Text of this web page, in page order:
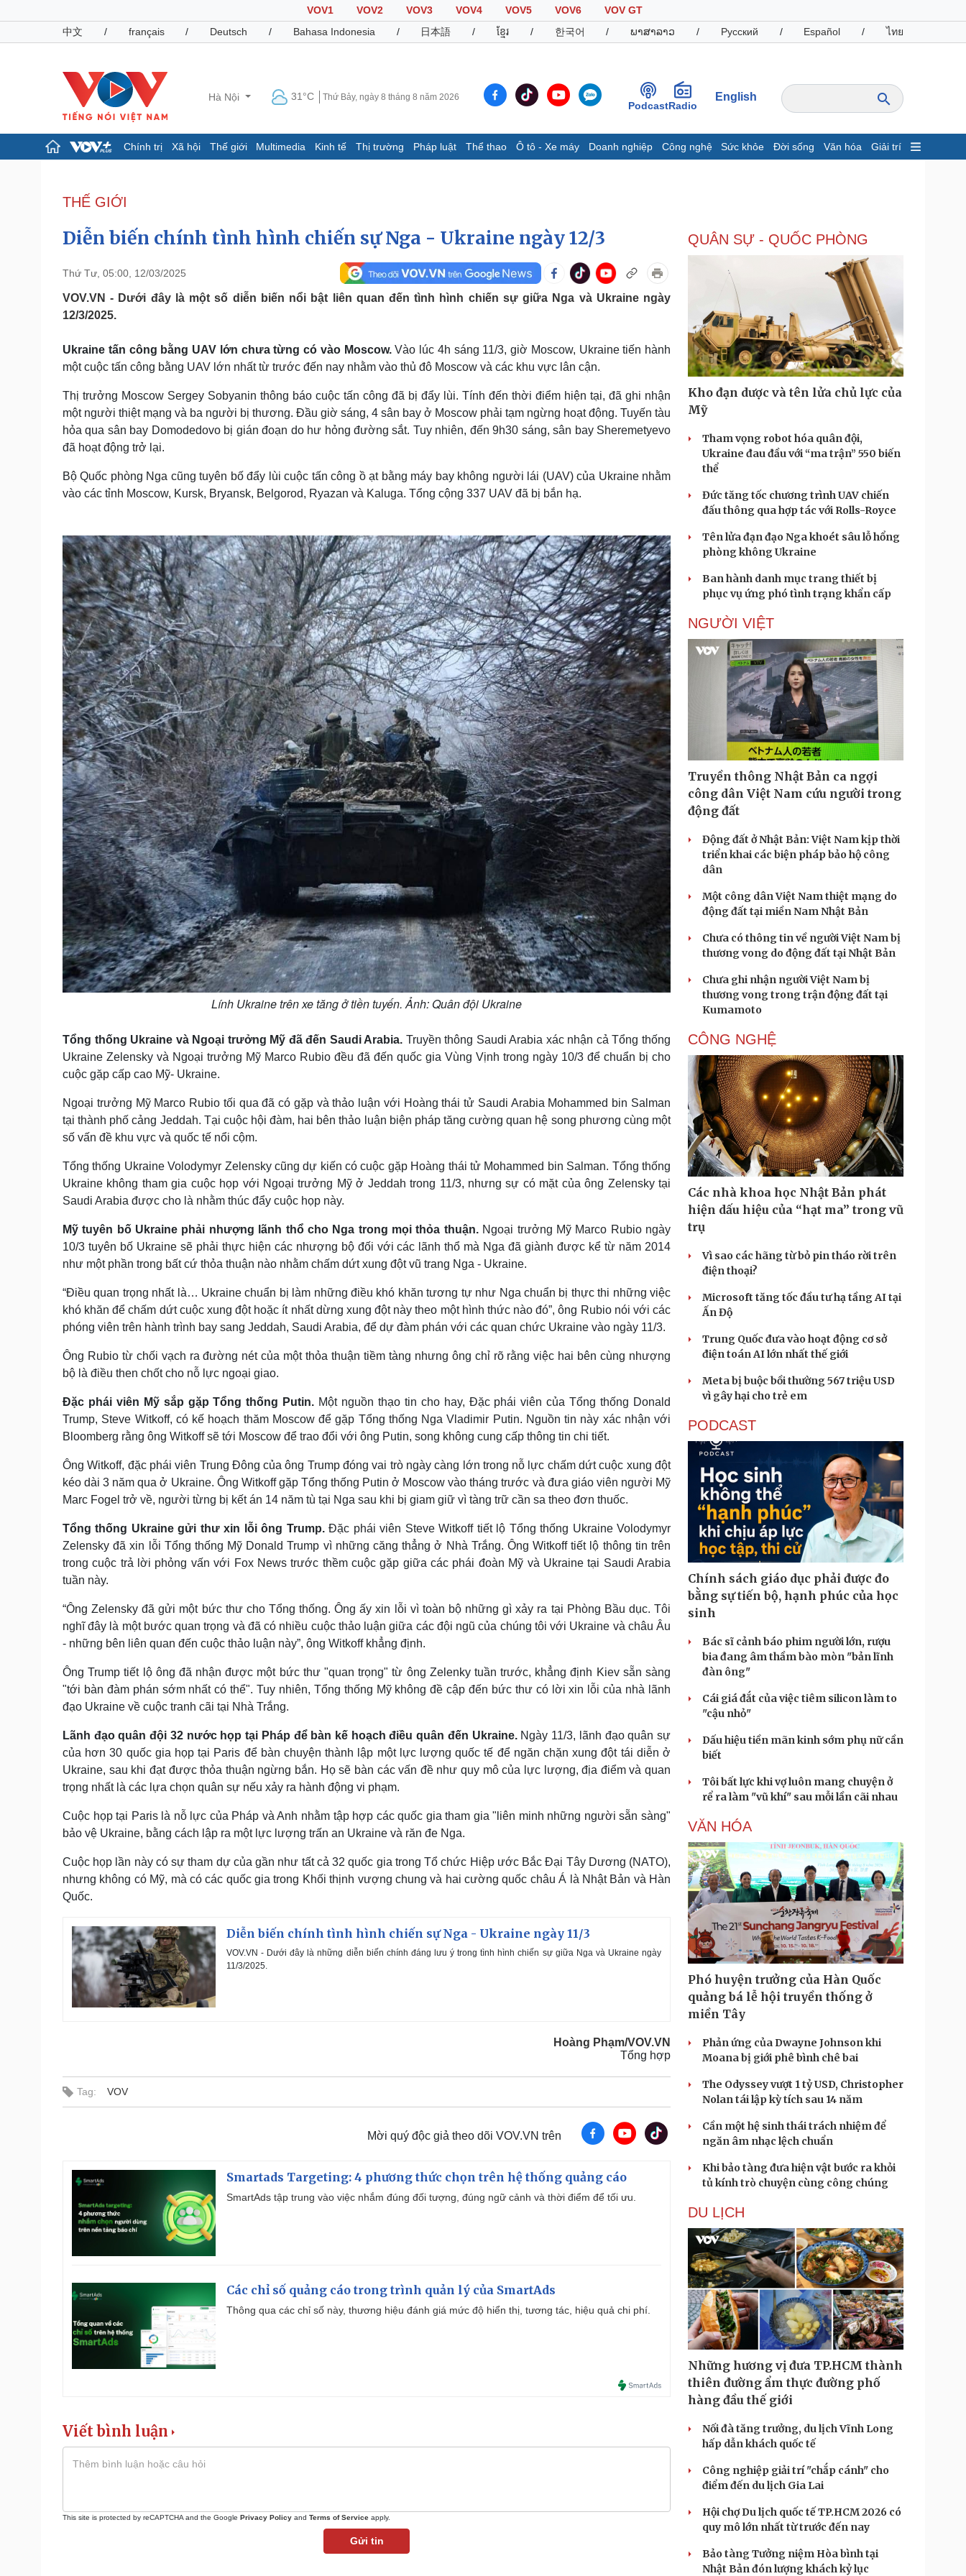
VOV1 VOV2 VOV3 VOV4 VOV5 VOV6
VOV GT
中文
/ français / Deutsch / Bahasa Indonesia / 日本語 / ខ្មែរ / 한국어 / ພາສາລາວ / Русский / Español / ไทย
Hà Nội 31°C Thứ Bảy, ngày 8 tháng 8 năm 2026
PodcastRadio
English
Chính trị Xã hội Thế giới Multimedia Kinh tế Thị trường Pháp luật Thể thao Ô tô - Xe máy Doanh nghiệp Công nghệ Sức khỏe Đời sống Văn hóa Giải trí
Đảng
Tổ chức nhân sự
Quốc hội
Nhận diện sự thật
Dấu ấn VOV
Infographic
Chứng khoán
Pháp luật
Vụ án
Tư vấn luật
Quân sự - Quốc phòng
Phân tích
Thể thao
Thế giới thể thao
eSports
Ô tô - Xe máy
Tư vấn
Doanh nghiệp
Thông tin doanh nghiệp
Doanh nghiệp 24h
Doanh nhân
Vì cộng đồng
Sành điệu
Tin Công nghệ
Trải nghiệm
Chuyển đổi số
Sức khỏe
Dinh dưỡng - món ngon
Cây thuốc
Sản phụ khoa
Nam khoa
Làm đẹp - giảm cân
Đời sống
Nhà đẹp
Blog
Văn hóa
Sân khấu - Điện ảnh
Văn học
Giải trí
Nghệ sĩ
Thời trang
Du lịch
Tư vấn
Săn Tour
Podcast
Đọc truyện đêm khuya
Cửa sổ tình yêu
Cải chính
THẾ GIỚI
Diễn biến chính tình hình chiến sự Nga - Ukraine ngày 12/3
Thứ Tư, 05:00, 12/03/2025
VOV.VN - Dưới đây là một số diễn biến nổi bật liên quan đến tình hình chiến sự giữa Nga và Ukraine ngày
12/3/2025.
Ukraine tấn công bằng UAV lớn chưa từng có vào Moscow.Vào lúc 4h sáng 11/3, giờ Moscow, Ukraine tiến hành
một cuộc tấn công bằng UAV lớn nhất từ trước đến nay nhằm vào thủ đô Moscow và các khu vực lân cận.
Thị trưởng Moscow Sergey Sobyanin thông báo cuộc tấn công đã bị đẩy lùi. Tính đến thời điểm hiện tại, đã ghi nhận
một người thiệt mạng và ba người bị thương. Đầu giờ sáng, 4 sân bay ở Moscow phải tạm ngừng hoạt động. Tuyến tàu
hỏa qua sân bay Domodedovo bị gián đoạn do hư hỏng đường sắt. Tuy nhiên, đến 9h30 sáng, sân bay Sheremetyevo
đã hoạt động trở lại.
Bộ Quốc phòng Nga cũng tuyên bố đẩy lùi cuộc tấn công ồ ạt bằng máy bay không người lái (UAV) của Ukraine nhằm
vào các tỉnh Moscow, Kursk, Bryansk, Belgorod, Ryazan và Kaluga. Tổng cộng 337 UAV đã bị bắn hạ.
Lính Ukraine trên xe tăng ở tiền tuyến. Ảnh: Quân đội Ukraine
Tổng thống Ukraine và Ngoại trưởng Mỹ đã đến Saudi Arabia. Truyền thông Saudi Arabia xác nhận cả Tổng thống
Ukraine Zelensky và Ngoại trưởng Mỹ Marco Rubio đều đã đến quốc gia Vùng Vịnh trong ngày 10/3 để chuẩn bị cho
cuộc gặp cấp cao Mỹ- Ukraine.
Ngoại trưởng Mỹ Marco Rubio tối qua đã có gặp và thảo luận với Hoàng thái tử Saudi Arabia Mohammed bin Salman
tại thành phố cảng Jeddah. Tại cuộc hội đàm, hai bên thảo luận biện pháp tăng cường quan hệ song phương cùng một
số vấn đề khu vực và quốc tế nổi cộm.
Tổng thống Ukraine Volodymyr Zelensky cũng dự kiến có cuộc gặp Hoàng thái tử Mohammed bin Salman. Tổng thống
Ukraine không tham gia cuộc họp với Ngoại trưởng Mỹ ở Jeddah trong 11/3, nhưng sự có mặt của ông Zelensky tại
Saudi Arabia được cho là nhằm thúc đẩy cuộc họp này.
Mỹ tuyên bố Ukraine phải nhượng lãnh thổ cho Nga trong mọi thỏa thuận. Ngoại trưởng Mỹ Marco Rubio ngày
10/3 tuyên bố Ukraine sẽ phải thực hiện các nhượng bộ đối với các lãnh thổ mà Nga đã giành được kể từ năm 2014
như một phần trong bất cứ thỏa thuận nào nhằm chấm dứt xung đột vũ trang Nga - Ukraine.
“Điều quan trọng nhất là… Ukraine chuẩn bị làm những điều khó khăn tương tự như Nga chuẩn bị thực thi những việc
khó khăn để chấm dứt cuộc xung đột hoặc ít nhất dừng xung đột này theo một hình thức nào đó”, ông Rubio nói với các
phóng viên trên hành trình bay sang Jeddah, Saudi Arabia, để dự đàm phán với các quan chức Ukraine vào ngày 11/3.
Ông Rubio từ chối vạch ra đường nét của một thỏa thuận tiềm tàng nhưng ông chỉ rõ rằng việc hai bên cùng nhượng
bộ là điều then chốt cho nỗ lực ngoại giao.
Đặc phái viên Mỹ sắp gặp Tổng thống Putin. Một nguồn thạo tin cho hay, Đặc phái viên của Tổng thống Donald
Trump, Steve Witkoff, có kế hoạch thăm Moscow để gặp Tổng thống Nga Vladimir Putin. Nguồn tin này xác nhận với
Bloomberg rằng ông Witkoff sẽ tới Moscow để trao đổi với ông Putin, song không cung cấp thông tin chi tiết.
Ông Witkoff, đặc phái viên Trung Đông của ông Trump đóng vai trò ngày càng lớn trong nỗ lực chấm dứt cuộc xung đột
kéo dài 3 năm qua ở Ukraine. Ông Witkoff gặp Tổng thống Putin ở Moscow vào tháng trước và đưa giáo viên người Mỹ
Marc Fogel trở về, người từng bị kết án 14 năm tù tại Nga sau khi bị giam giữ vì tàng trữ cần sa theo đơn thuốc.
Tổng thống Ukraine gửi thư xin lỗi ông Trump.Đặc phái viên Steve Witkoff tiết lộ Tổng thống Ukraine Volodymyr
Zelensky đã xin lỗi Tổng thống Mỹ Donald Trump vì những căng thẳng ở Nhà Trắng. Ông Witkoff tiết lộ thông tin trên
trong cuộc trả lời phỏng vấn với Fox News trước thềm cuộc gặp giữa các phái đoàn Mỹ và Ukraine tại Saudi Arabia
tuần này.
“Ông Zelensky đã gửi một bức thư cho Tổng thống. Ông ấy xin lỗi vì toàn bộ những gì xảy ra tại Phòng Bầu dục. Tôi
nghĩ đây là một bước quan trọng và đã có nhiều cuộc thảo luận giữa các đội ngũ của chúng tôi với Ukraine và châu Âu
- những bên liên quan đến cuộc thảo luận này”, ông Witkoff khẳng định.
Ông Trump tiết lộ ông đã nhận được một bức thư "quan trọng" từ ông Zelenky tuần trước, khẳng định Kiev sẵn sàng
"tới bàn đàm phán sớm nhất có thể". Tuy nhiên, Tổng thống Mỹ không đề cập đến bức thư có lời xin lỗi của nhà lãnh
đạo Ukraine về cuộc tranh cãi tại Nhà Trắng.
Lãnh đạo quân đội 32 nước họp tại Pháp để bàn kế hoạch điều quân đến Ukraine. Ngày 11/3, lãnh đạo quân sự
của hơn 30 quốc gia họp tại Paris để bàn chuyện thành lập một lực lượng quốc tế để ngăn chặn xung đột tái diễn ở
Ukraine, sau khi đạt được thỏa thuận ngừng bắn. Họ sẽ bàn các vấn đề như quy mô của lực lượng, địa điểm và quan
trọng nhất là các lựa chọn quân sự nếu xảy ra hành động vi phạm.
Cuộc họp tại Paris là nỗ lực của Pháp và Anh nhằm tập hợp các quốc gia tham gia "liên minh những người sẵn sàng"
bảo vệ Ukraine, bằng cách lập ra một lực lượng trấn an Ukraine và răn đe Nga.
Cuộc họp lần này có sự tham dự của gần như tất cả 32 quốc gia trong Tổ chức Hiệp ước Bắc Đại Tây Dương (NATO),
nhưng không có Mỹ, mà có các quốc gia trong Khối thịnh vượng chung và hai cường quốc châu Á là Nhật Bản và Hàn
Quốc.
Diễn biến chính tình hình chiến sự Nga - Ukraine ngày 11/3
VOV.VN - Dưới đây là những diễn biến chính đáng lưu ý trong tình hình chiến sự giữa Nga và Ukraine ngày
11/3/2025.
Hoàng Phạm/VOV.VN
Tổng hợp
Tag: VOV
Mời quý độc giả theo dõi VOV.VN trên
Smartads Targeting: 4 phương thức chọn trên hệ thống quảng cáo
SmartAds tập trung vào việc nhắm đúng đối tượng, đúng ngữ cảnh và thời điểm để tối ưu.
Các chỉ số quảng cáo trong trình quản lý của SmartAds
Thông qua các chỉ số này, thương hiệu đánh giá mức độ hiển thị, tương tác, hiệu quả chi phí.
Viết bình luận
This site is protected by reCAPTCHA and the Google Privacy Policy and Terms of Service apply.
Gửi tin
QUÂN SỰ - QUỐC PHÒNG
Kho đạn dược và tên lửa chủ lực của
Mỹ
Tham vọng robot hóa quân đội,
Ukraine đau đầu với “ma trận” 550 biến
thể
Đức tăng tốc chương trình UAV chiến
đấu thông qua hợp tác với Rolls-Royce
Tên lửa đạn đạo Nga khoét sâu lỗ hổng
phòng không Ukraine
Ban hành danh mục trang thiết bị
phục vụ ứng phó tình trạng khẩn cấp
NGƯỜI VIỆT
Truyền thông Nhật Bản ca ngợi
công dân Việt Nam cứu người trong
động đất
Động đất ở Nhật Bản: Việt Nam kịp thời
triển khai các biện pháp bảo hộ công
dân
Một công dân Việt Nam thiệt mạng do
động đất tại miền Nam Nhật Bản
Chưa có thông tin về người Việt Nam bị
thương vong do động đất tại Nhật Bản
Chưa ghi nhận người Việt Nam bị
thương vong trong trận động đất tại
Kumamoto
CÔNG NGHỆ
Các nhà khoa học Nhật Bản phát
hiện dấu hiệu của “hạt ma” trong vũ
trụ
Vì sao các hãng từ bỏ pin tháo rời trên
điện thoại?
Microsoft tăng tốc đầu tư hạ tầng AI tại
Ấn Độ
Trung Quốc đưa vào hoạt động cơ sở
điện toán AI lớn nhất thế giới
Meta bị buộc bồi thường 567 triệu USD
vì gây hại cho trẻ em
PODCAST
Chính sách giáo dục phải được đo
bằng sự tiến bộ, hạnh phúc của học
sinh
Bác sĩ cảnh báo phim người lớn, rượu
bia đang âm thầm bào mòn "bản lĩnh
đàn ông"
Cái giá đắt của việc tiêm silicon làm to
"cậu nhỏ"
Dấu hiệu tiền mãn kinh sớm phụ nữ cần
biết
Tôi bất lực khi vợ luôn mang chuyện ở
rể ra làm "vũ khí" sau mỗi lần cãi nhau
VĂN HÓA
Phó huyện trưởng của Hàn Quốc
quảng bá lễ hội truyền thống ở
miền Tây
Phản ứng của Dwayne Johnson khi
Moana bị giới phê bình chê bai
The Odyssey vượt 1 tỷ USD, Christopher
Nolan tái lập kỳ tích sau 14 năm
Cần một hệ sinh thái trách nhiệm để
ngăn âm nhạc lệch chuẩn
Khi bảo tàng đưa hiện vật bước ra khỏi
tủ kính trò chuyện cùng công chúng
DU LỊCH
Những hương vị đưa TP.HCM thành
thiên đường ẩm thực đường phố
hàng đầu thế giới
Nối đà tăng trưởng, du lịch Vĩnh Long
hấp dẫn khách quốc tế
Công nghiệp giải trí "chắp cánh" cho
điểm đến du lịch Gia Lai
Hội chợ Du lịch quốc tế TP.HCM 2026 có
quy mô lớn nhất từ trước đến nay
Bảo tàng Tưởng niệm Hòa bình tại
Nhật Bản đón lượng khách kỷ lục